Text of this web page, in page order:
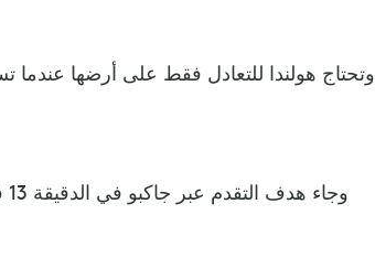
وتحتاج هولندا للتعادل فقط على أرضها